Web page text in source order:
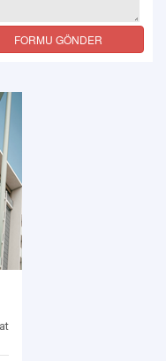
FORMU GÖNDER